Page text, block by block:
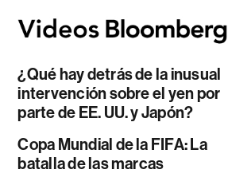
¿Qué hay detrás de la inusual
intervención sobre el yen por
parte de EE. UU. y Japón?
Copa Mundial de la FIFA: La
batalla de las marcas